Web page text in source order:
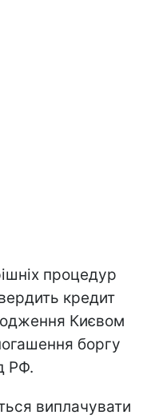
процедур
кредит
Києвом
боргу
РФ.
виплачувати